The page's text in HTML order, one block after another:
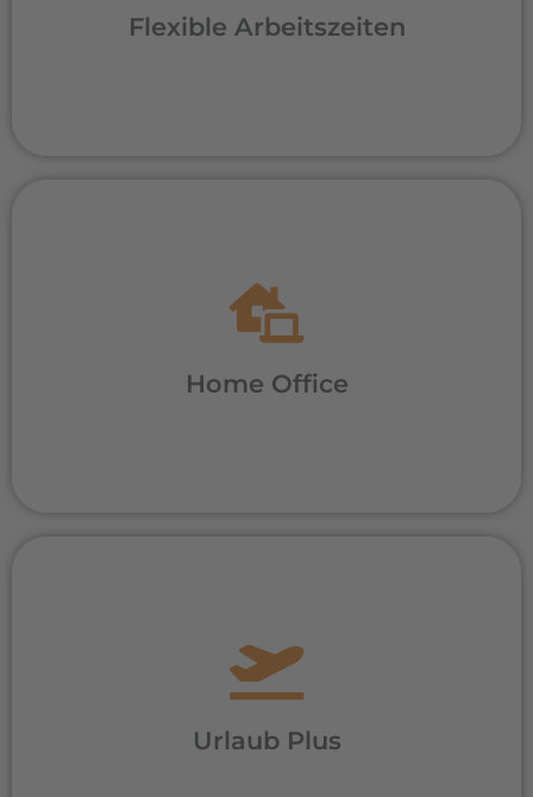
Flexible Arbeitszeiten
Arbeitszeiten durch Gleitzeit.
Home Office
Es gibt Aufgaben, die nur im Büro oder vor
Ort beim Kunden erledigt werden können.
Dank moderner Hard- und
nach Aufgabenbereich einen großen Teil
Urlaub Plus
Dein Urlaubsanspruch bei uns liegt deutlich
über dem gesetzlich vorgeschriebenen
Urlaub.